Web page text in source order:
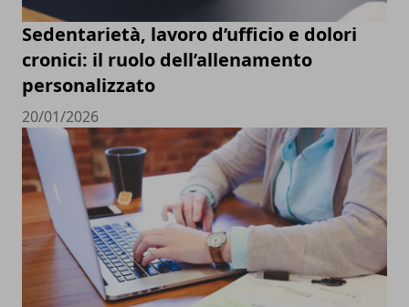
Sedentarietà, lavoro d’ufficio e dolori
cronici: il ruolo dell’allenamento
personalizzato
20/01/2026